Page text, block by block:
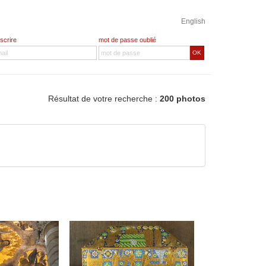
English
mot de passe oublié
OK
Résultat de votre recherche : 200 photos